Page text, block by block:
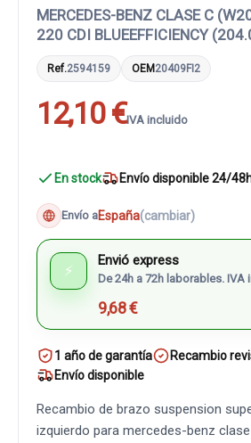
MERCEDES-BENZ CLASE C
220 CDI BLUEEFFICIENCY
Ref.2594159 OEM20409FI2
12,10 €IVA incluido
En stock Envío disponible 24/
Envío aEspaña(cambiar)
⚡
Envió express
De 24h a 72h laborables. IVA
9,68 €
1 año de garantía
Recambio
Envío disponible
Recambio de brazo suspension
izquierdo para mercedes-benz